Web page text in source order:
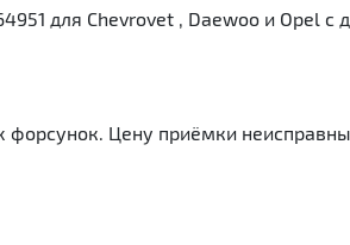
для Chevrovet , Daewoo и Opel с
Цену приёмки